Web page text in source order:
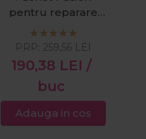
pentru reparare
intensa: sampon
250ml + balsam
200ml & Ulei de
par Oil Reflections
30ml
190,38 LEI /
buc
PRP: 259,56 LEI
Adauga in cos